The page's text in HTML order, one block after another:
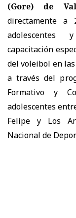
(Gore) de
directamente a
adolescentes
capacitación
del voleibol en
a través del
Formativo y
adolescentes
Felipe y Los
Nacional de